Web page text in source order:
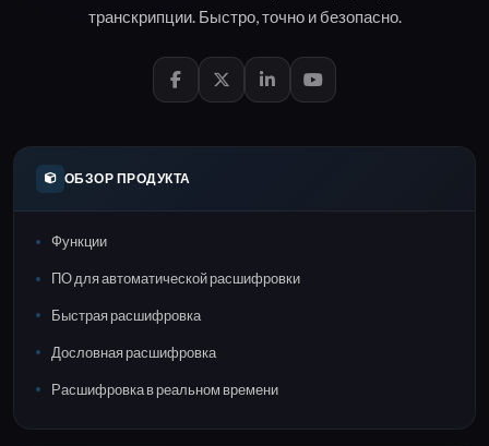
транскрипции. Быстро,точнои безопасно.
ОБЗОР ПРОДУКТА
Функции
ПО для автоматической расшифровки
Быстрая расшифровка
Дословная расшифровка
Расшифровка в реальном времени